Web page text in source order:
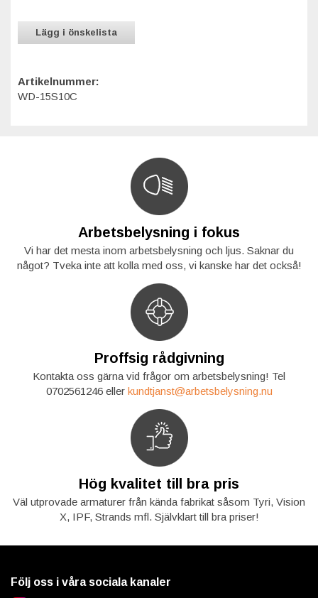
Lägg i önskelista
Artikelnummer:
WD-15S10C
Arbetsbelysning i fokus
Vi har det mesta inom arbetsbelysning och ljus. Saknar du
något? Tveka inte att kolla med oss, vi kanske har det också!
Proffsig rådgivning
Kontakta oss gärna vid frågor om arbetsbelysning! Tel
0702561246 eller kundtjanst@arbetsbelysning.nu
Hög kvalitet till bra pris
Väl utprovade armaturer från kända fabrikat såsom Tyri, Vision
X, IPF, Strands mfl. Självklart till bra priser!
Följ oss i våra sociala kanaler